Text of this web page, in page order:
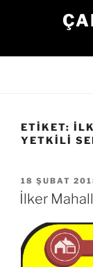
ETIKET:
YETKILI
YAYIM
TARIHI
18 ŞUBAT
İlker